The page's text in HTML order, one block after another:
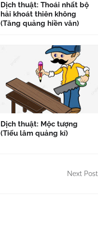
Dịch thuật: Thoái nhất bộ
hải khoát thiên không
(Tăng quảng hiền văn)
Dịch thuật: Mộc tượng
(Tiếu lâm quảng kí)
Next Post